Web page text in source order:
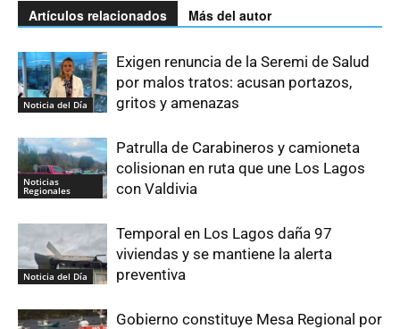
Artículos relacionados Más del autor
Noticia del Día
Exigen renuncia de la Seremi de Salud
por malos tratos: acusan portazos,
gritos y amenazas
Noticias
Regionales
Patrulla de Carabineros y camioneta
colisionan en ruta que une Los Lagos
con Valdivia
Noticia del Día
Temporal en Los Lagos daña 97
viviendas y se mantiene la alerta
preventiva
Gobierno constituye Mesa Regional por